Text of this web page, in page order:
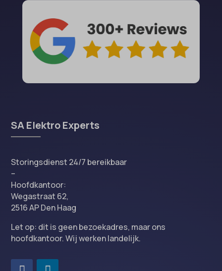
SA Elektro Experts
Storingsdienst 24/7 bereikbaar
–
Hoofdkantoor:
Wegastraat 62,
2516 AP Den Haag
Let op: dit is geen bezoekadres, maar ons
hoofdkantoor. Wij werken landelijk.